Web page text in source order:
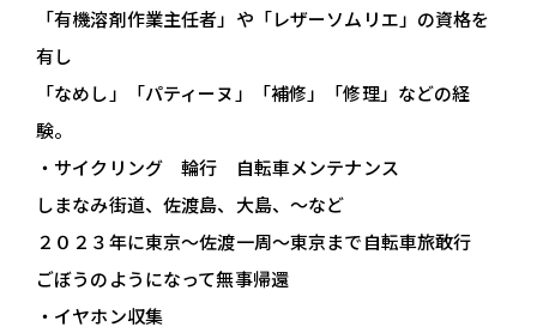
「有機溶剤作業主任者」や「レザーソムリエ」の資格を
有し
「なめし」「パティーヌ」「補修」「修理」などの経
験。
・サイクリング 輪行 自転車メンテナンス
しまなみ街道、佐渡島、大島、～など
２０２３年に東京～佐渡一周～東京まで自転車旅敢行
ごぼうのようになって無事帰還
・イヤホン収集